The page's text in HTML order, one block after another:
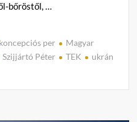
bőröstől, …
koncepciós per
Magyar
Szijjártó Péter TEK
ukrán